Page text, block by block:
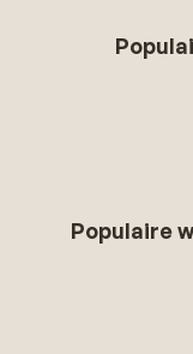
Populaire